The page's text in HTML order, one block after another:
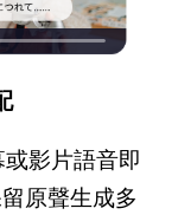
影片語音即
原聲生成多